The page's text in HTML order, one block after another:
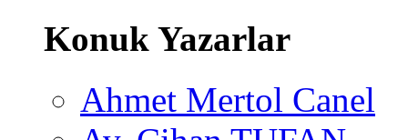
Konuk Yazarlar
Ahmet Mertol Canel